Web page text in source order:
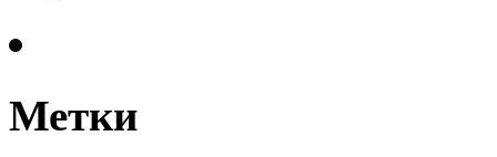
Метки